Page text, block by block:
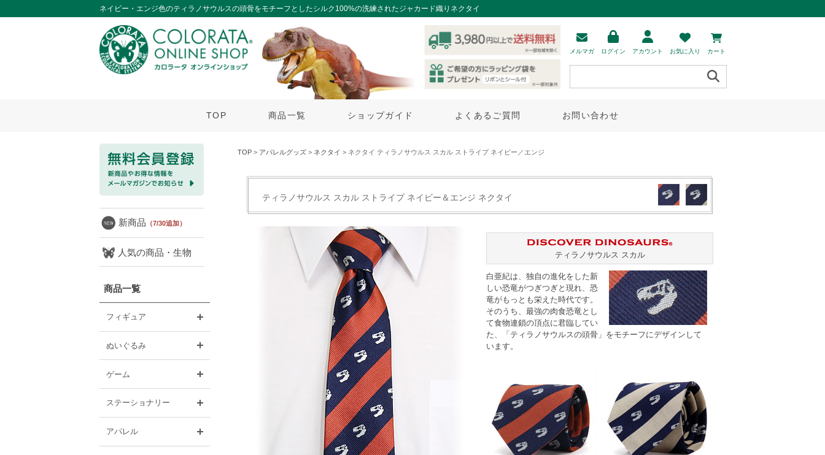
ネイビー・エンジ色のティラノサウルスの頭骨をモチーフとしたシルク100%の洗練されたジャカード織りネクタイ
メルマガ ログイン アカウント お気に入り カート
TOP 商品一覧 ショップガイド よくあるご質問 お問い合わせ
新商品 （7/30追加）
人気の商品・生物
商品一覧
フィギュア
ぬいぐるみ
ゲーム
ステーショナリー
アパレル
TOP > アパレルグッズ > ネクタイ > ネクタイ ティラノサウルス スカル ストライプ ネイビー／エンジ
ティラノサウルス スカル ストライプ ネイビー＆エンジ ネクタイ
ティラノサウルス スカル
白亜紀は、独自の進化をした新
しい恐竜がつぎつぎと現れ、恐
竜がもっとも栄えた時代です。
そのうち、最強の肉食恐竜とし
て食物連鎖の頂点に君臨してい
た、「ティラノサウルスの頭骨」をモチーフにデザインして
います。